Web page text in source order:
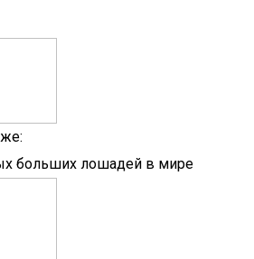
больших лошадей в мире